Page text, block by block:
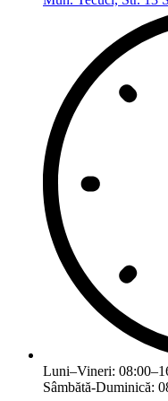
Luni–Vineri:
Sâmbătă-Duminică: